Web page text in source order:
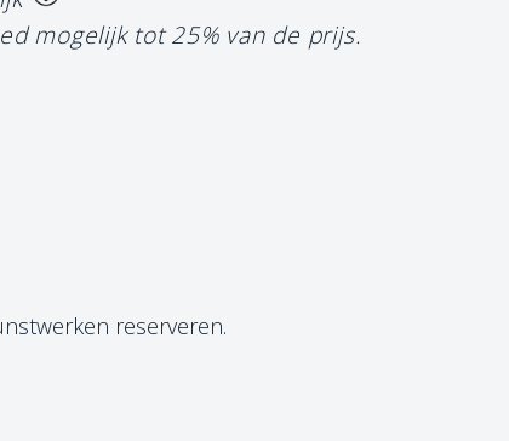
mogelijk tot 25% van de prijs.
reserveren.